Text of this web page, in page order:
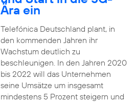
Ära ein
Telefónica Deutschland plant, in
den kommenden Jahren ihr
Wachstum deutlich zu
beschleunigen. In den Jahren 2020
bis 2022 will das Unternehmen
seine Umsätze um insgesamt
mindestens 5 Prozent steigern und